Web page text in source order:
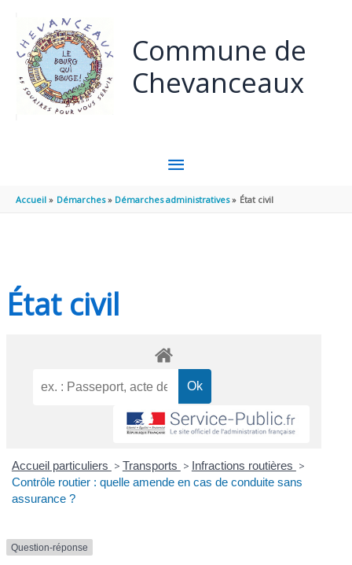
Commune de
Chevanceaux
MENU
PRINCIPAL
Accueil Démarches Démarches administratives État civil
État civil
Accueil particuliers > Transports > Infractions routières >
Contrôle routier : quelle amende en cas de conduite sans
assurance ?
Question-réponse